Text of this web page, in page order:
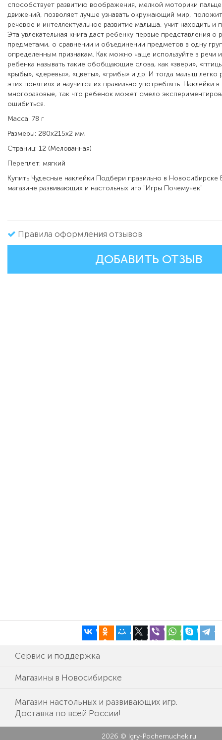
способствует развитию воображения, мелкой моторики
движений, позволяет лучше узнавать окружающий мир,
речевое и интеллектуальное развитие малыша, учит находить и
Эта увлекательная книга даст ребенку первые представления о
предметами, о сравнении и объединении предметов в одну
определенным признакам. Как можно чаще используйте в речи
ребенка называть такие обобщающие слова, как «звери»,
«рыбы», «деревья», «цветы», «грибы» и др. И тогда малыш легко
этих понятиях и научится их правильно употреблять. Наклейки в
многоразовые, так что ребенок может смело
ошибиться.
Масса: 78 г
Размеры: 280x215x2 мм
Страниц: 12 (Мелованная)
Переплет: мягкий
Купить Чудесные наклейки Подбери правильно в Новосибирске
магазине развивающих и настольных игр "Игры Почемучек"
Правила оформления отзывов
ДОБАВИТЬ ОТЗЫВ
Сервис и поддержка
Магазины в Новосибирске
Магазин настольных и развивающих игр.
Доставка по всей России!
2026 © Igry-Pochemuchek.ru